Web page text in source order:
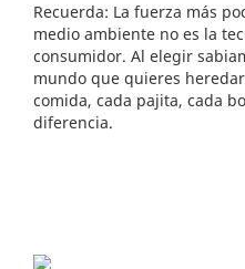
Recuerda: La fuerza más
medio ambiente no es la
consumidor. Al elegir
mundo que quieres
comida, cada pajita, cada
diferencia.